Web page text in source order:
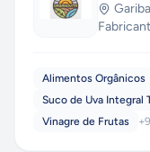
Alimentos Orgânicos
Suco de Uva Integral
Vinagre de Frutas
+9